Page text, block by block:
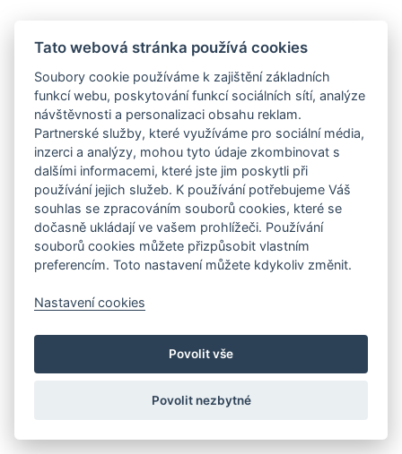
Tato webová stránka používá cookies
Soubory cookie používáme k zajištění základních
funkcí webu, poskytování funkcí sociálních sítí, analýze
návštěvnosti a personalizaci obsahu reklam.
Partnerské služby, které využíváme pro sociální média,
inzerci a analýzy, mohou tyto údaje zkombinovat s
dalšími informacemi, které jste jim poskytli při
používání jejich služeb. K používání potřebujeme Váš
souhlas se zpracováním souborů cookies, které se
dočasně ukládají ve vašem prohlížeči. Používání
souborů cookies můžete přizpůsobit vlastním
preferencím. Toto nastavení můžete kdykoliv změnit.
Nastavení cookies
Povolit vše
Povolit nezbytné